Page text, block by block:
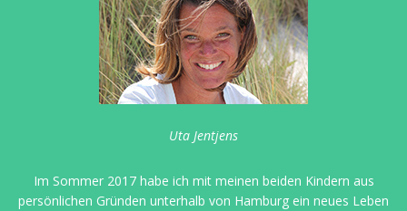
Uta Jentjens
Im Sommer 2017 habe ich mit meinen beiden Kindern aus
persönlichen Gründen unterhalb von Hamburg ein neues Leben